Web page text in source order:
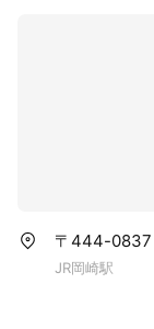
〒444-0837
JR岡崎駅